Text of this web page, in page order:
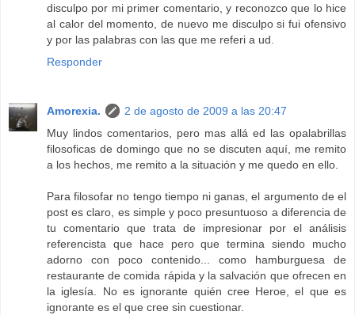
disculpo por mi primer comentario, y reconozco que lo hice
al calor del momento, de nuevo me disculpo si fui ofensivo
y por las palabras con las que me referi a ud.
Responder
Amorexia.
2 de agosto de 2009 a las 20:47
Muy lindos comentarios, pero mas allá ed las opalabrillas
filosoficas de domingo que no se discuten aquí, me remito
a los hechos, me remito a la situación y me quedo en ello.
Para filosofar no tengo tiempo ni ganas, el argumento de el
post es claro, es simple y poco presuntuoso a diferencia de
tu comentario que trata de impresionar por el análisis
referencista que hace pero que termina siendo mucho
adorno con poco contenido... como hamburguesa de
restaurante de comida rápida y la salvación que ofrecen en
la iglesía. No es ignorante quién cree Heroe, el que es
ignorante es el que cree sin cuestionar.